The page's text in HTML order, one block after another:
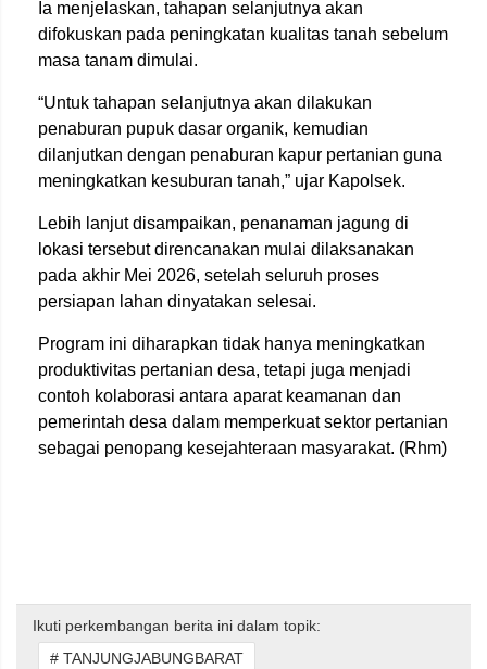
Ia menjelaskan, tahapan selanjutnya akan
difokuskan pada peningkatan kualitas tanah sebelum
masa tanam dimulai.
“Untuk tahapan selanjutnya akan dilakukan
penaburan pupuk dasar organik, kemudian
dilanjutkan dengan penaburan kapur pertanian guna
meningkatkan kesuburan tanah,” ujar Kapolsek.
Lebih lanjut disampaikan, penanaman jagung di
lokasi tersebut direncanakan mulai dilaksanakan
pada akhir Mei 2026, setelah seluruh proses
persiapan lahan dinyatakan selesai.
Program ini diharapkan tidak hanya meningkatkan
produktivitas pertanian desa, tetapi juga menjadi
contoh kolaborasi antara aparat keamanan dan
pemerintah desa dalam memperkuat sektor pertanian
sebagai penopang kesejahteraan masyarakat. (Rhm)
Ikuti perkembangan berita ini dalam topik:
# TANJUNGJABUNGBARAT